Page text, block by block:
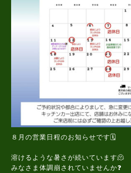
８月の営業日程のお知らせです🗓️
溶けるような暑さが続いています🫠
みなさま体調崩されていませんか❓️